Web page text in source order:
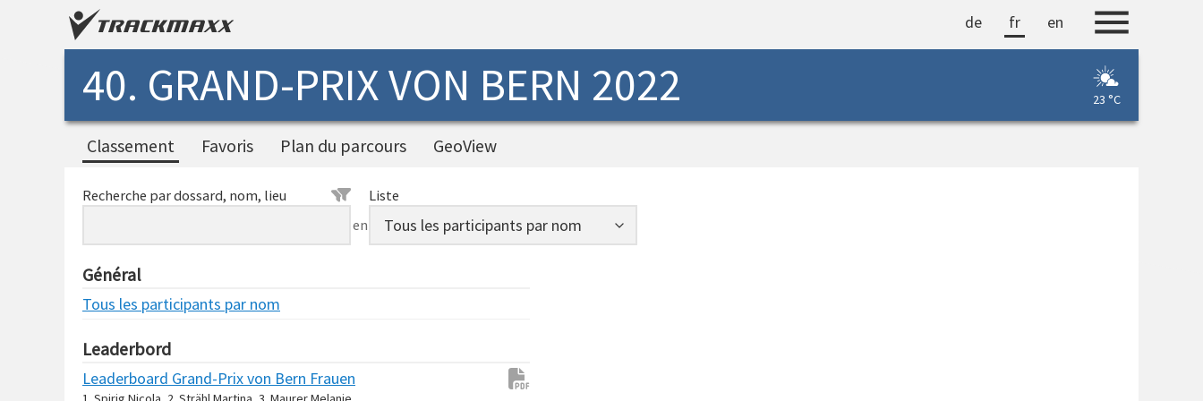
de fr en
40. GRAND-PRIX VON BERN 2022 23 °C
Classement Favoris Plan du parcours GeoView
Recherche par dossard, nom, lieu
en
Liste
Général
Tous les participants par nom
Leaderbord
Leaderboard Grand-Prix von Bern Frauen